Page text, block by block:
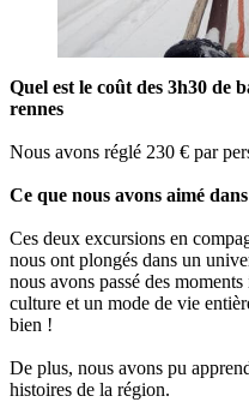
Quel est le coût des 3h30 de
rennes
Nous avons réglé 230 € par
Ce que nous avons aimé
Ces deux excursions en
nous ont plongés dans un
nous avons passé des
culture et un mode de vie
bien !
De plus, nous avons pu
histoires de la région.